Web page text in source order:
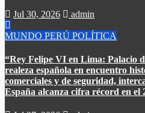
Jul 30, 2026 admin
MUNDO PERÚ POLÍTICA
“Rey Felipe VI en Lima: Palacio
realeza española en encuentro
comerciales y de seguridad,
España alcanza cifra récord en el